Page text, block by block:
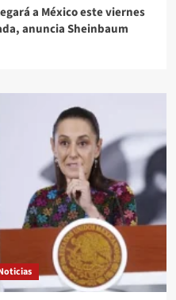
a México este viernes
anuncia Sheinbaum